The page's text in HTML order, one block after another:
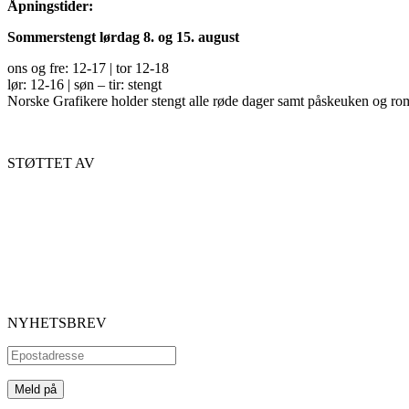
Åpningstider:
Sommerstengt lørdag 8. og 15. august
ons og fre: 12-17 | tor 12-18
lør: 12-16 | søn – tir: stengt
Norske Grafikere holder stengt alle røde dager samt påskeuken og
STØTTET AV
NYHETSBREV